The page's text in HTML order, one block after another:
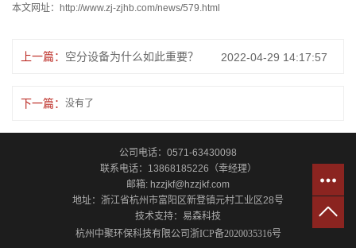
本文网址： http://www.zj-zjhb.com/news/579.html
上一篇： 空分设备为什么如此重要？ 2022-04-29 14:17:57
下一篇： 没有了
公司电话：0571-63430098
联系电话：13868185226（幸经理）
邮箱: hzzjkf@hzzjkf.com
地址：浙江省杭州市富阳区新登镇元村工业区28号
技术支持： 易森科技
杭州中聚环保科技有限公司浙ICP备2020035316号